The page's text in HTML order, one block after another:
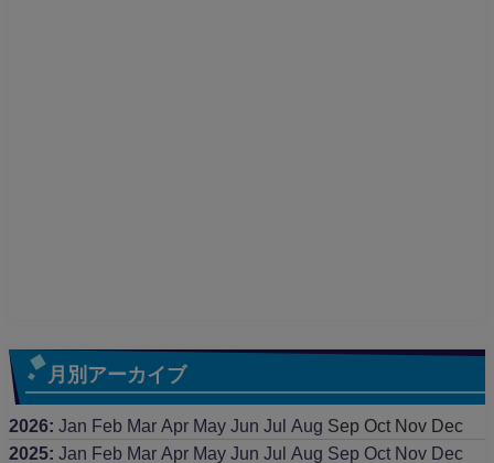
月別アーカイブ
2026: Jan Feb Mar Apr May Jun Jul Aug Sep Oct Nov Dec
2025: Jan Feb Mar Apr May Jun Jul Aug Sep Oct Nov Dec